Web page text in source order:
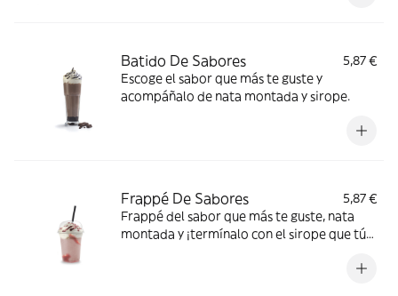
Batido De Sabores
5,87 €
Escoge el sabor que más te guste y
acompáñalo de nata montada y sirope.
Frappé De Sabores
5,87 €
Frappé del sabor que más te guste, nata
montada y ¡termínalo con el sirope que tú